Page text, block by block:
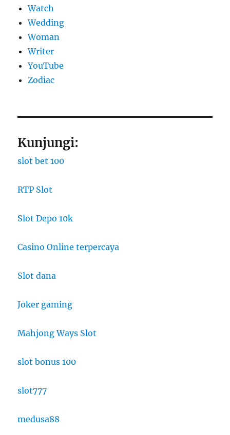
Watch
Wedding
Woman
Writer
YouTube
Zodiac
Kunjungi:
slot bet 100
RTP Slot
Slot Depo 10k
Casino Online terpercaya
Slot dana
Joker gaming
Mahjong Ways Slot
slot bonus 100
slot777
medusa88